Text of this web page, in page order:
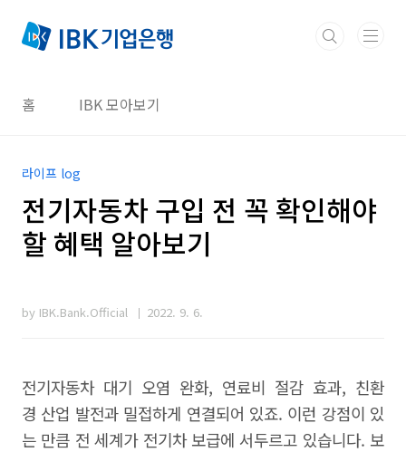
홈 IBK 모아보기
라이프 log
전기자동차 구입 전 꼭 확인해야
할 혜택 알아보기
by IBK.Bank.Official 2022. 9. 6.
전기자동차 대기 오염 완화, 연료비 절감 효과, 친환
경 산업 발전과 밀접하게 연결되어 있죠. 이런 강점이 있
는 만큼 전 세계가 전기차 보급에 서두르고 있습니다. 보